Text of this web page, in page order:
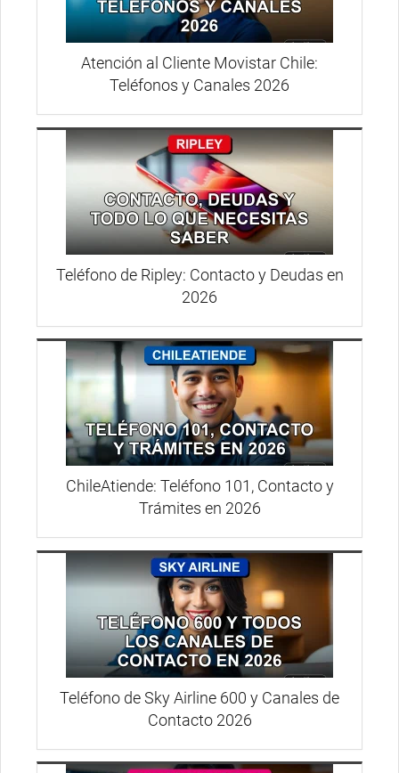
Atención al Cliente Movistar Chile:
Teléfonos y Canales 2026
Teléfono de Ripley: Contacto y Deudas en
2026
ChileAtiende: Teléfono 101, Contacto y
Trámites en 2026
Teléfono de Sky Airline 600 y Canales de
Contacto 2026